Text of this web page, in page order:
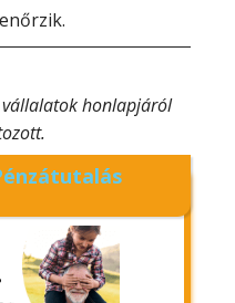
honlapjáról